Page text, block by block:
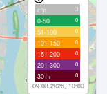
с/д 3
0-50 0
51-100 0
101-150 0
151-200 0
201-300 0
301+ 0
09.08.2026, 10:00